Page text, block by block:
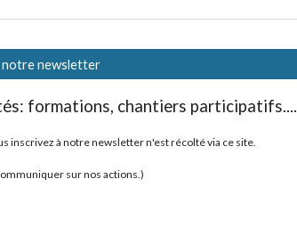
notre newsletter
formations, chantiers participatifs....
inscrivez à notre newsletter n'est récolté via ce site.
sur nos actions.)